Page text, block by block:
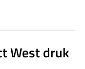
West druk